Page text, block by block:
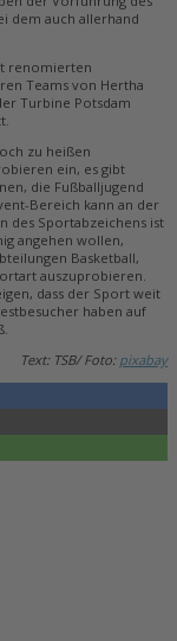
dem auch allerhand
renomierten
Teams von Hertha
Turbine Potsdam
zu heißen
ein, es gibt
die Fußballjugend
Bereich kann an der
des Sportabzeichens ist
angehen wollen,
Basketball,
auszuprobieren.
dass der Sport weit
haben auf
Text: TSB/ Foto: pixabay